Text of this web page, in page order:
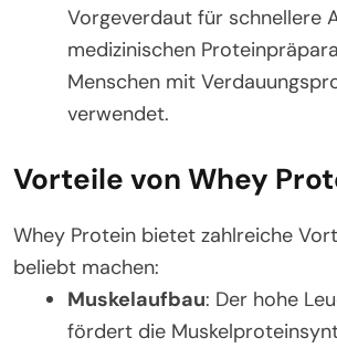
Vorgeverdaut für schnellere
medizinischen
Menschen mit
verwendet.
Vorteile von Whey
Whey Protein bietet zahlreiche
beliebt machen:
Muskelaufbau: Der hohe
fördert die